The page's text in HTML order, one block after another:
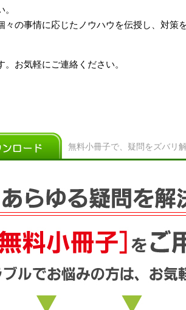
々の事情に応じたノウハウを伝授し、対策
。お気軽にご連絡ください。
無料小冊子で、疑問をズバリ